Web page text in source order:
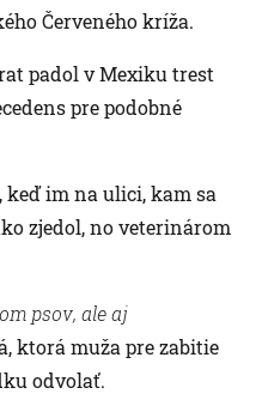
Červeného kríža.
padol v Mexiku trest
pre podobné
im na ulici, kam sa
zjedol, no veterinárom
psov, ale aj
ktorá muža pre zabitie
odvolať.